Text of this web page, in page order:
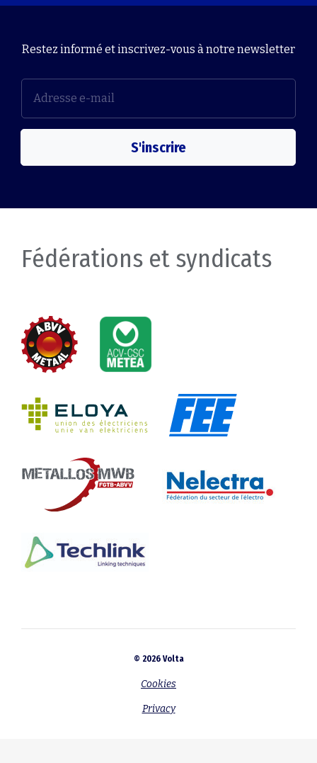
Restez informé et inscrivez-vous à notre newsletter
S'inscrire
Fédérations et syndicats
© 2026 Volta
Cookies
Privacy